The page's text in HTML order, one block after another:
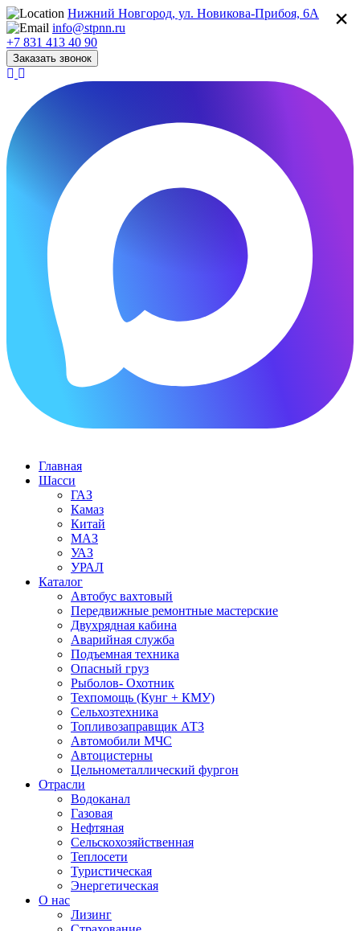
Нижний Новгород, ул. Новикова-Прибоя, 6А
info@stpnn.ru
+7 831 413 40 90
Заказать звонок
Главная
Шасси
ГАЗ
Камаз
Китай
МАЗ
УАЗ
УРАЛ
Каталог
Автобус вахтовый
Передвижные ремонтные мастерские
Двухрядная кабина
Аварийная служба
Подъемная техника
Опасный груз
Рыболов- Охотник
Техпомощь (Кунг + КМУ)
Сельхозтехника
Топливозаправщик АТЗ
Автомобили МЧС
Автоцистерны
Цельнометаллический фургон
Отрасли
Водоканал
Газовая
Нефтяная
Сельскохозяйственная
Теплосети
Туристическая
Энергетическая
О нас
Лизинг
×